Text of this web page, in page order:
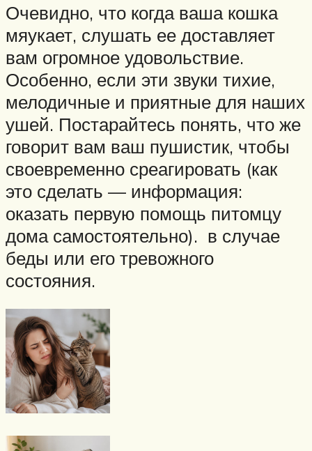
Очевидно, что когда ваша кошка
мяукает, слушать ее доставляет
вам огромное удовольствие.
Особенно, если эти звуки тихие,
мелодичные и приятные для наших
ушей. Постарайтесь понять, что же
говорит вам ваш пушистик, чтобы
своевременно среагировать (как
это сделать — информация:
оказать первую помощь питомцу
дома самостоятельно). в случае
беды или его тревожного
состояния.